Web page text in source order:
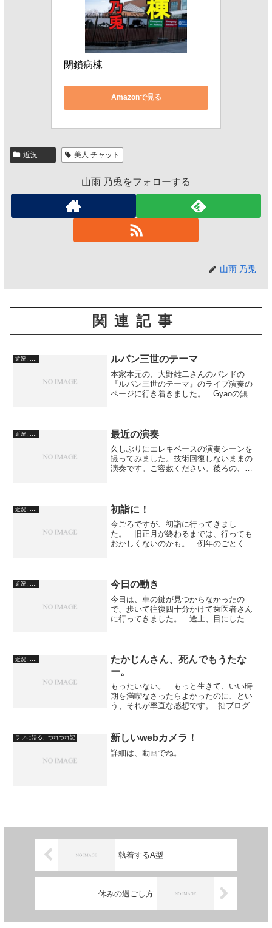
閉鎖病棟
Amazonで見る
近況…… 美人 チャット
山雨 乃兎をフォローする
山雨 乃兎
関連記事
近況…… ルパン三世のテーマ
本家本元の、大野雄二さんのバンドの
『ルパン三世のテーマ』のライブ演奏の
ページに行き着きました。 Gyaoの無料
リズムセクション、エレ...
近況…… 最近の演奏
久しぶりにエレキベースの演奏シーンを
撮ってみました。技術回復しないままの
演奏です。ご容赦ください。後ろの、買
近況…… 初詣に！
今ごろですが、初詣に行ってきまし
た。 旧正月が終わるまでは、行っても
おかしくないのかも。 例年のごとく、
と途中で失敗します。・縁談 ...
近況…… 今日の動き
今日は、車の鍵が見つからなかったの
で、歩いて往復四十分かけて歯医者さん
に行ってきました。 途上、目にした桜
にした光景なのですが、ス...
近況……
たかじんさん、死んでもうたな
ー。
もったいない。 もっと生きて、いい時
期を満喫なさったらよかったのに、とい
う、それが率直な感想です。 拙ブログの
て、そのおかげでアクセスも上がりまし
た。グーグルの検索ヒ...
ラフに語る、つれづれ記 新しいwebカメラ！
詳細は、動画でね。
執着するA型
休みの過ごし方